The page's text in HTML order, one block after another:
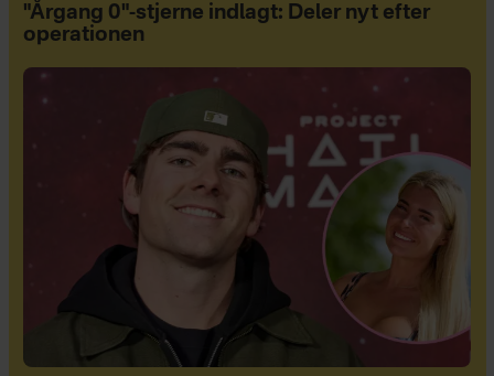
"Årgang 0"-stjerne indlagt: Deler nyt efter
operationen